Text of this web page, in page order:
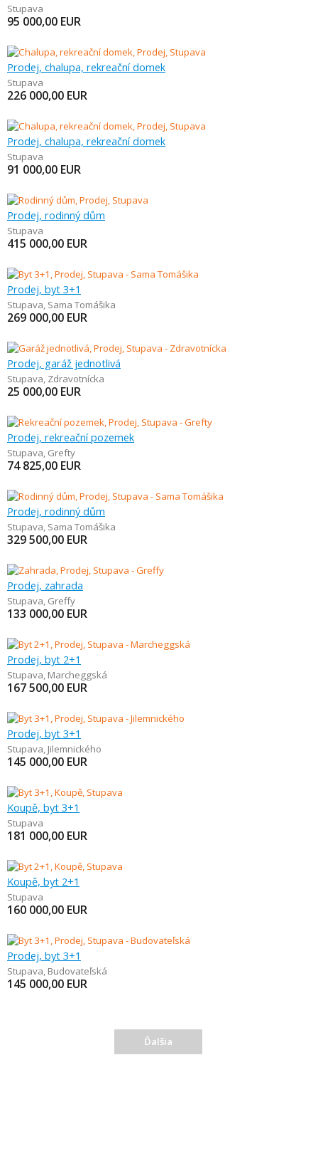
Stupava
95 000,00 EUR
Prodej, chalupa, rekreační domek
Stupava
226 000,00 EUR
Prodej, chalupa, rekreační domek
Stupava
91 000,00 EUR
Prodej, rodinný dům
Stupava
415 000,00 EUR
Prodej, byt 3+1
Stupava, Sama Tomášika
269 000,00 EUR
Prodej, garáž jednotlivá
Stupava, Zdravotnícka
25 000,00 EUR
Prodej, rekreační pozemek
Stupava, Grefty
74 825,00 EUR
Prodej, rodinný dům
Stupava, Sama Tomášika
329 500,00 EUR
Prodej, zahrada
Stupava, Greffy
133 000,00 EUR
Prodej, byt 2+1
Stupava, Marcheggská
167 500,00 EUR
Prodej, byt 3+1
Stupava, Jilemnického
145 000,00 EUR
Koupě, byt 3+1
Stupava
181 000,00 EUR
Koupě, byt 2+1
Stupava
160 000,00 EUR
Prodej, byt 3+1
Stupava, Budovateľská
145 000,00 EUR
Ďalšia